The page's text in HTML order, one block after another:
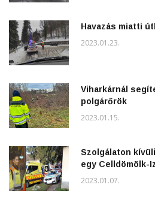
Havazás miatti
2023.01.23.
Viharkárnál
polgárőrök
2023.01.15.
Szolgálaton
egy Celldömölk-
2023.01.07.